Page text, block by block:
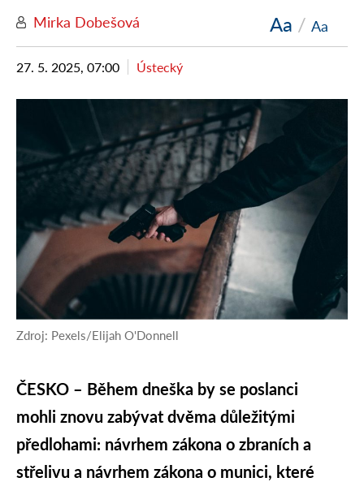
Mirka Dobešová Aa / Aa
27. 5. 2025, 07:00 Ústecký
Zdroj: Pexels/Elijah O'Donnell
ČESKO – Během dneška by se poslanci
mohli znovu zabývat dvěma důležitými
předlohami: návrhem zákona o zbraních a
střelivu a návrhem zákona o munici, které